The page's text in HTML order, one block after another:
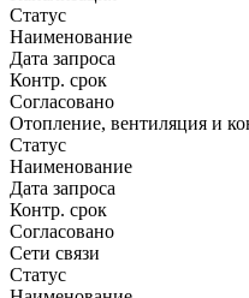
Статус
Наименование
Дата запроса
Контр. срок
Согласовано
Отопление, вентиляция и
Статус
Наименование
Дата запроса
Контр. срок
Согласовано
Сети связи
Статус